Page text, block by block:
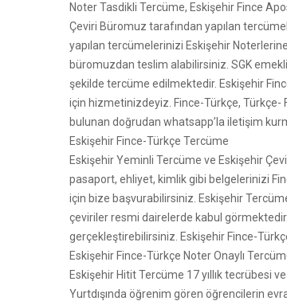
Noter Tasdikli Tercüme, Eskişehir Fince
Çeviri Büromuz tarafından yapılan
yapılan tercümelerinizi Eskişehir
büromuzdan teslim alabilirsiniz. SGK
şekilde tercüme edilmektedir. Eskişehir
için hizmetinizdeyiz. Fince-Türkçe,
bulunan doğrudan whatsapp’la iletişim
Eskişehir Fince-Türkçe Tercüme
Eskişehir Yeminli Tercüme ve Eskişehir
pasaport, ehliyet, kimlik gibi belgelerinizi
için bize başvurabilirsiniz. Eskişehir
çeviriler resmi dairelerde kabul
gerçekleştirebilirsiniz. Eskişehir Fince-
Eskişehir Fince-Türkçe Noter Onaylı
Eskişehir Hitit Tercüme 17 yıllık tecrübesi
Yurtdışında öğrenim gören öğrencilerin